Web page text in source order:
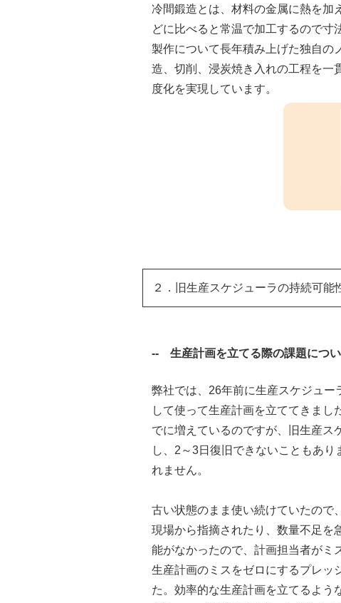
冷間鍛造とは、材料の金属に熱を加
どに比べると常温で加工するので寸
製作について長年積み上げた独自の
造、切削、浸炭焼き入れの工程を一
度化を実現しています。
２．旧生産スケジューラの持続可能
-- 生産計画を立てる際の課題につい
弊社では、26年前に生産スケジュー
して使って生産計画を立ててきまし
でに増えているのですが、旧生産ス
し、2～3日復旧できないこともあ
れません。
古い状態のまま使い続けていたので
現場から指摘されたり、数量不足を
能がなかったので、計画担当者がミ
生産計画のミスをゼロにするプレッ
た。効率的な生産計画を立てるよう